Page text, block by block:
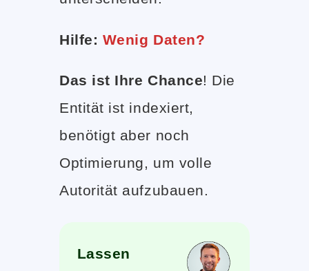
Hilfe: Wenig Daten?
Das ist Ihre Chance! Die
Entität ist indexiert,
benötigt aber noch
Optimierung, um volle
Autorität aufzubauen.
Lassen